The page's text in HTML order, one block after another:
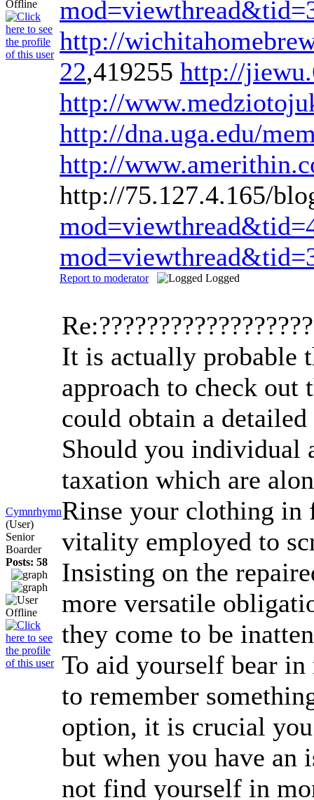
http://
22,419255 http://
http://
http://dna.uga.edu/
http://
http://75.127.4.165/
Report to moderator Logged
Cymnrhymn
(User)
Senior
Boarder
Posts: 58
It is actually probable
approach to check out
could obtain a
Should you individual
taxation which are
Rinse your clothing in
vitality employed to
Insisting on the
more versatile
they come to be
To aid yourself bear
to remember
option, it is crucial
but when you have an
not find yourself in